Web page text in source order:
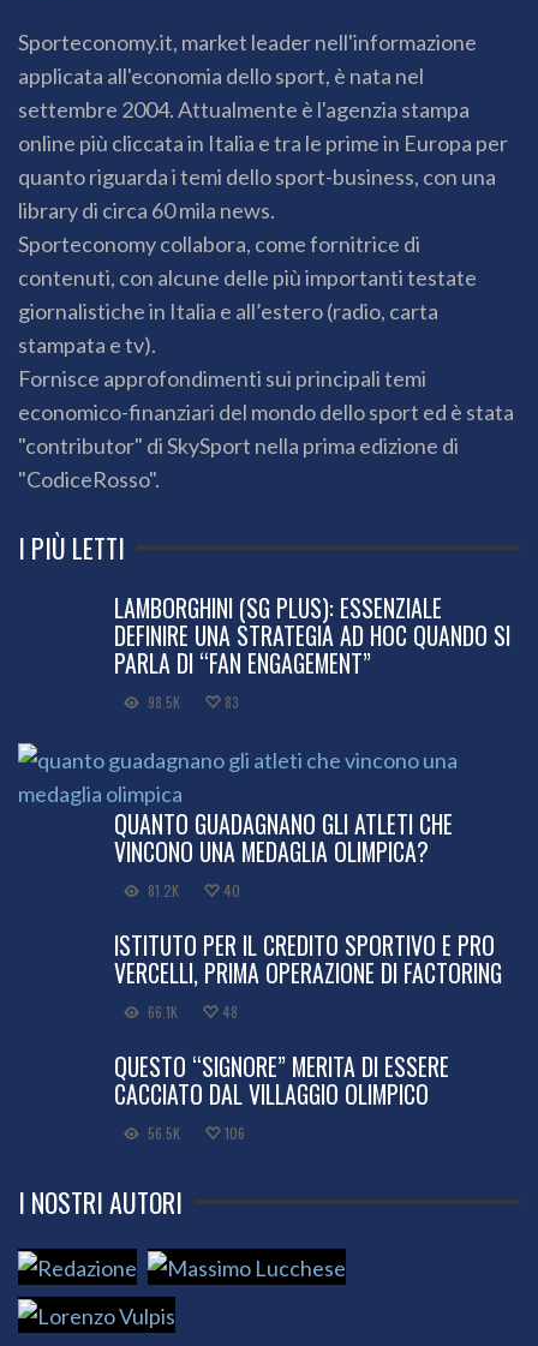
Sporteconomy.it, market leader nell'informazione
applicata all'economia dello sport, è nata nel
settembre 2004. Attualmente è l'agenzia stampa
online più cliccata in Italia e tra le prime in Europa per
quanto riguarda i temi dello sport-business, con una
library di circa 60 mila news.
Sporteconomy collabora, come fornitrice di
contenuti, con alcune delle più importanti testate
giornalistiche in Italia e all’estero (radio, carta
stampata e tv).
Fornisce approfondimenti sui principali temi
economico-finanziari del mondo dello sport ed è stata
"contributor" di SkySport nella prima edizione di
"CodiceRosso".
I PIÙ LETTI
LAMBORGHINI (SG PLUS): ESSENZIALE
DEFINIRE UNA STRATEGIA AD HOC QUANDO SI
PARLA DI “FAN ENGAGEMENT”
98.5K 83
QUANTO GUADAGNANO GLI ATLETI CHE
VINCONO UNA MEDAGLIA OLIMPICA?
81.2K 40
ISTITUTO PER IL CREDITO SPORTIVO E PRO
VERCELLI, PRIMA OPERAZIONE DI FACTORING
66.1K 48
QUESTO “SIGNORE” MERITA DI ESSERE
CACCIATO DAL VILLAGGIO OLIMPICO
56.5K 106
I NOSTRI AUTORI